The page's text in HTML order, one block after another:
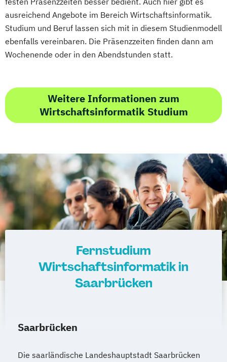
Marketing und digitale Medien
Marketingmanagement Maschinenbau
Master of Business Administration (DE/EN)
Medieninformatik Medienmanagement
Medizinische Informatik Medizintechnik
Modemanagement
Online Marketing (DE/EN)
Personalentwicklung
Personalmanagement
Personalmanagement (DE/EN) Pflege
Pflegemanagement Pflegepädagogik
Physiotherapie
Produktdesign
Projektmanagement (DE/EN)
Psychologie Public Health
Verwaltungsfachangestellte
Pädagogik Pädagogik für Bildung
ausreichend Angebote im Bereich Wirtschaftsinformatik.
Studium und Beruf lassen sich mit in diesem Studienmodell
ebenfalls vereinbaren. Die Präsenzzeiten finden dann am
Wochenende oder in den Abendstunden statt.
Weitere Informationen zum
Wirtschaftsinformatik Studium
Fernstudium
Wirtschaftsinformatik in
Saarbrücken
Saarbrücken
Die saarländische Landeshauptstadt Saarbrücken